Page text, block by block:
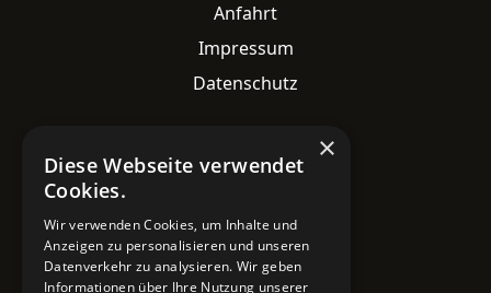
Anfahrt
Impressum
Datenschutz
Kontaktdaten
Lavesstraße 82
30159 Hannover
×
Diese Webseite verwendet
Cookies.
Wir verwenden Cookies, um Inhalte und
Anzeigen zu personalisieren und unseren
Datenverkehr zu analysieren. Wir geben
Informationen über Ihre Nutzung unserer